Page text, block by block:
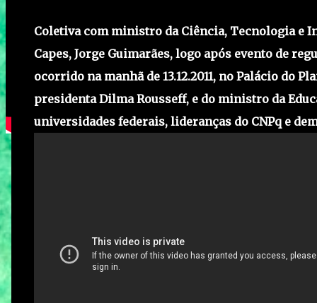
Coletiva com ministro da Ciência, Tecnologia e
Capes, Jorge Guimarães, logo após evento de
ocorrido na manhã de 13.12.2011, no Palácio do
presidenta Dilma Rousseff, e do ministro da
universidades federais, lideranças do CNPq e